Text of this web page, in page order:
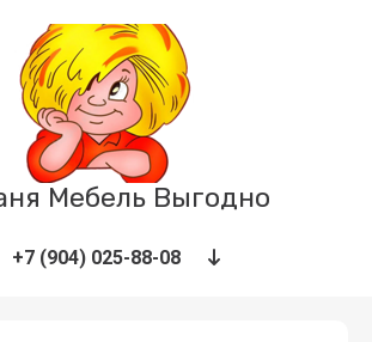
Мебель Выгодно
+7 (904) 025-88-08